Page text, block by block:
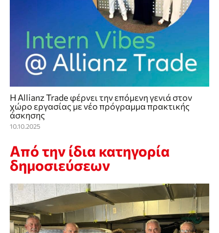
Η Allianz Trade φέρνει την επόμενη γενιά στον
χώρο εργασίας με νέο πρόγραμμα πρακτικής
άσκησης
10.10.2025
Από την ίδια κατηγορία
δημοσιεύσεων